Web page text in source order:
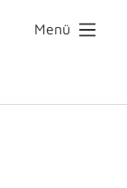
Menü